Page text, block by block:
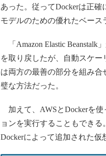
あった。従ってDockerは正確
モデルのための優れたベース
「Amazon Elastic Beanstalk
を取り戻したが、自動スケ
は両方の最善の部分を組み
璧な方法だった。
加えて、AWSとDockerを
ョンを実行することもでき
Dockerによって追加された仮